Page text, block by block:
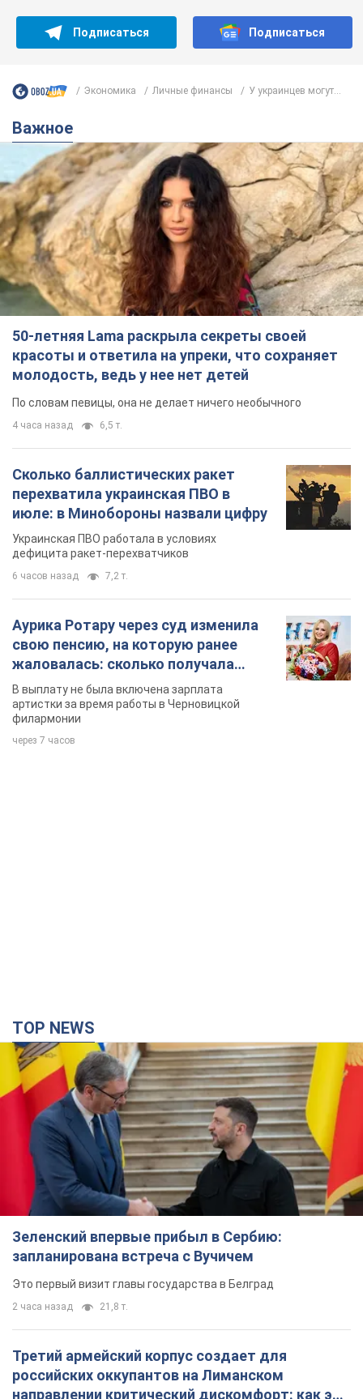
Подписаться Подписаться
Экономика Личные финансы У украинцев могут...
Важное
50-летняя Lama раскрыла секреты своей
красоты и ответила на упреки, что сохраняет
молодость, ведь у нее нет детей
По словам певицы, она не делает ничего необычного
4 часа назад 6,5 т.
Сколько баллистических ракет
перехватила украинская ПВО в
июле: в Минобороны назвали цифру
Украинская ПВО работала в условиях
дефицита ракет-перехватчиков
6 часов назад 7,2 т.
Аурика Ротару через суд изменила
свою пенсию, на которую ранее
жаловалась: сколько получала
певица
В выплату не была включена зарплата
артистки за время работы в Черновицкой
филармонии
через 7 часов
TOP NEWS
Зеленский впервые прибыл в Сербию:
запланирована встреча с Вучичем
Это первый визит главы государства в Белград
2 часа назад 21,8 т.
Третий армейский корпус создает для
российских оккупантов на Лиманском
направлении критический дискомфорт: как это